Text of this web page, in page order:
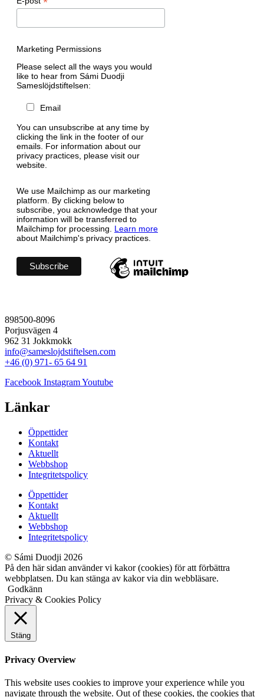
Marketing Permissions
Please select all the ways you would
like to hear from Sámi Duodji
Sameslöjdstiftelsen:
Email
You can unsubscribe at any time by
clicking the link in the footer of our
emails. For information about our
privacy practices, please visit our
website.
We use Mailchimp as our marketing
platform. By clicking below to
subscribe, you acknowledge that your
information will be transferred to
Mailchimp for processing. Learn more
about Mailchimp's privacy practices.
898500-8096
Porjusvägen 4
962 31 Jokkmokk
info@sameslojdstiftelsen.com
+46 (0) 971- 65 64 91
Facebook InstagramYoutube
Länkar
Öppettider
Kontakt
Aktuellt
Webbshop
Integritetspolicy
Öppettider
Kontakt
Aktuellt
Webbshop
Integritetspolicy
© Sámi Duodji 2026
På den här sidan använder vi kakor (cookies) för att förbättra
webbplatsen. Du kan stänga av kakor via din webbläsare.
Godkänn
Privacy & Cookies Policy
Stäng
Privacy Overview
This website uses cookies to improve your experience while you
navigate through the website. Out of these cookies, the cookies that